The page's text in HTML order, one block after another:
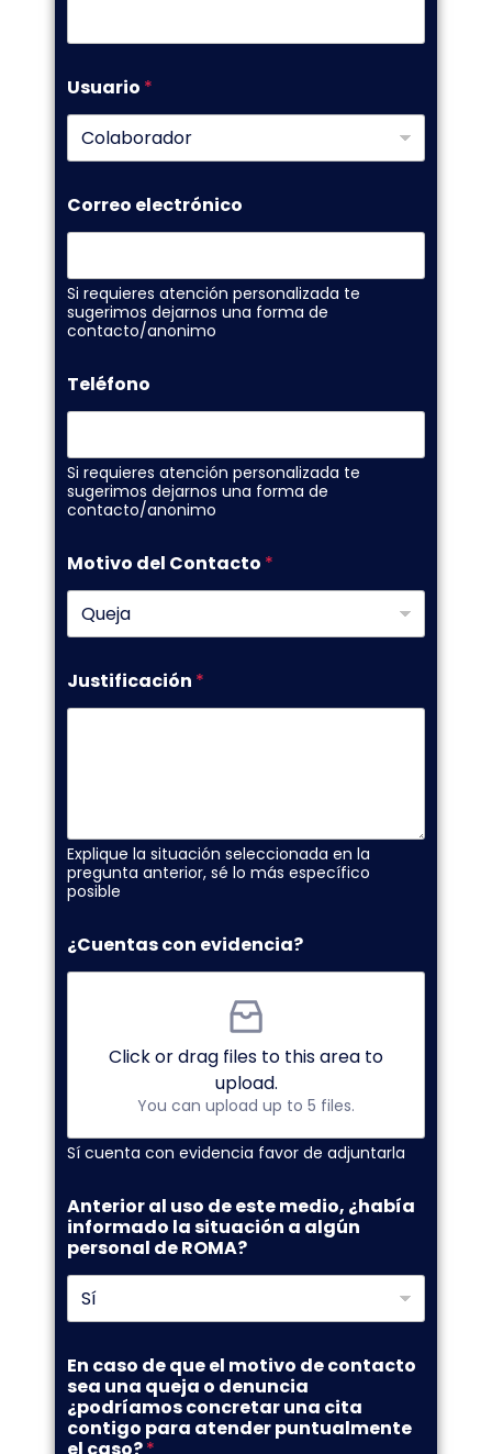
Usuario *
Correo electrónico
Si requieres atención personalizada te
sugerimos dejarnos una forma de
contacto/anonimo
Teléfono
Si requieres atención personalizada te
sugerimos dejarnos una forma de
contacto/anonimo
Motivo del Contacto *
Justificación *
Explique la situación seleccionada en la
pregunta anterior, sé lo más específico
posible
¿Cuentas con evidencia?
Click or drag files to this area to
upload.
You can upload up to 5 files.
Sí cuenta con evidencia favor de adjuntarla
Anterior al uso de este medio, ¿había
informado la situación a algún
personal de ROMA?
En caso de que el motivo de contacto
sea una queja o denuncia
¿podríamos concretar una cita
contigo para atender puntualmente